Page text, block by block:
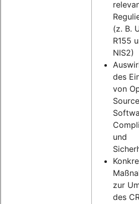
(z. B.
R155
NIS2)
des
von
Source
und
zur
des